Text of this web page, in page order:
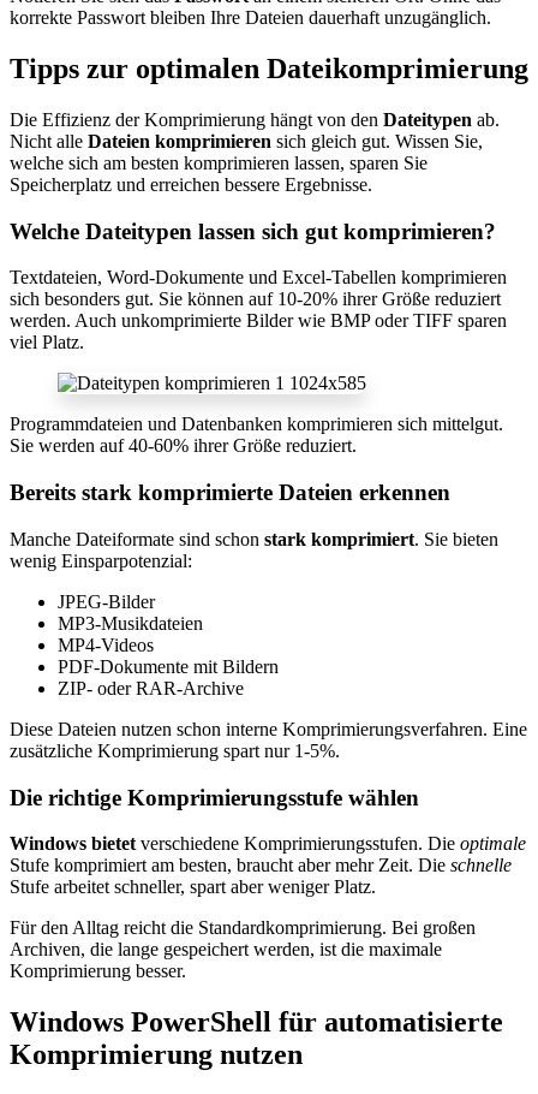
korrekte Passwort bleiben Ihre Dateien dauerhaft unzugänglich.
Tipps zur optimalen Dateikomprimierung
Die Effizienz der Komprimierung hängt von den Dateitypen ab.
Nicht alle Dateien komprimieren sich gleich gut. Wissen Sie,
welche sich am besten komprimieren lassen, sparen Sie
Speicherplatz und erreichen bessere Ergebnisse.
Welche Dateitypen lassen sich gut komprimieren?
Textdateien, Word-Dokumente und Excel-Tabellen komprimieren
sich besonders gut. Sie können auf 10-20% ihrer Größe reduziert
werden. Auch unkomprimierte Bilder wie BMP oder TIFF sparen
viel Platz.
Programmdateien und Datenbanken komprimieren sich mittelgut.
Sie werden auf 40-60% ihrer Größe reduziert.
Bereits stark komprimierte Dateien erkennen
Manche Dateiformate sind schon stark komprimiert. Sie bieten
wenig Einsparpotenzial:
JPEG-Bilder
MP3-Musikdateien
MP4-Videos
PDF-Dokumente mit Bildern
ZIP- oder RAR-Archive
Diese Dateien nutzen schon interne Komprimierungsverfahren. Eine
zusätzliche Komprimierung spart nur 1-5%.
Die richtige Komprimierungsstufe wählen
Windows bietet verschiedene Komprimierungsstufen. Die optimale
Stufe komprimiert am besten, braucht aber mehr Zeit. Die schnelle
Stufe arbeitet schneller, spart aber weniger Platz.
Für den Alltag reicht die Standardkomprimierung. Bei großen
Archiven, die lange gespeichert werden, ist die maximale
Komprimierung besser.
Windows PowerShell für automatisierte
Komprimierung nutzen